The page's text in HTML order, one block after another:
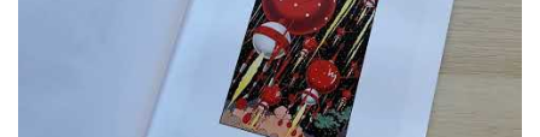
ÚLTIMO NÚMERO PUBLICADO